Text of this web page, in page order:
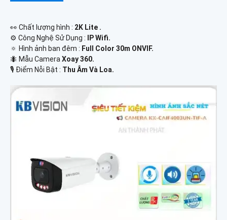
️👀 Chất lượng hình : 2K Lite .
⚙ Công Nghệ Sử Dụng :
IP Wifi.
🔅 Hình ảnh ban đêm : Full Color 30m ONVIF.
🐜 Mẫu Camera Xoay 360.
️🎙 Điểm Nỗi Bật : Thu Âm Và Loa.